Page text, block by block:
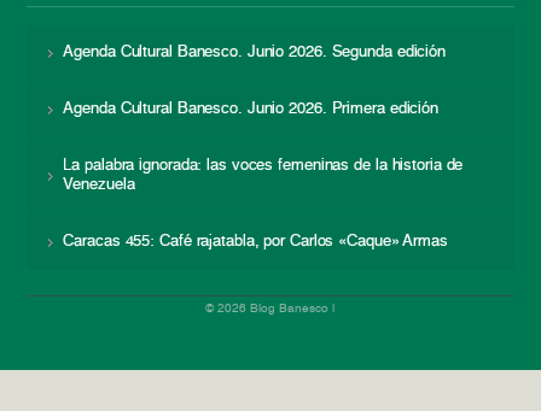
Agenda Cultural Banesco. Junio 2026. Segunda edición
Agenda Cultural Banesco. Junio 2026. Primera edición
La palabra ignorada: las voces femeninas de la historia de
Venezuela
Caracas 455: Café rajatabla, por Carlos «Caque» Armas
© 2026 Blog Banesco |